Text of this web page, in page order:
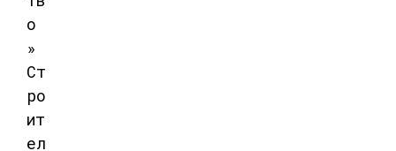
о
»
Ст
ро
ит
ел